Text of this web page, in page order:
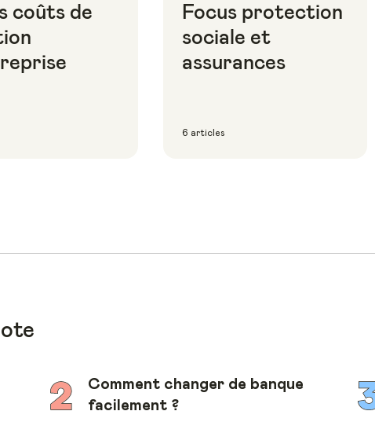
coûts de
Focus protection
sociale et
assurances
6 articles
Comment changer de banque
facilement ?